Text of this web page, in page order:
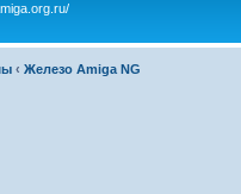
‹ Железо Amiga NG